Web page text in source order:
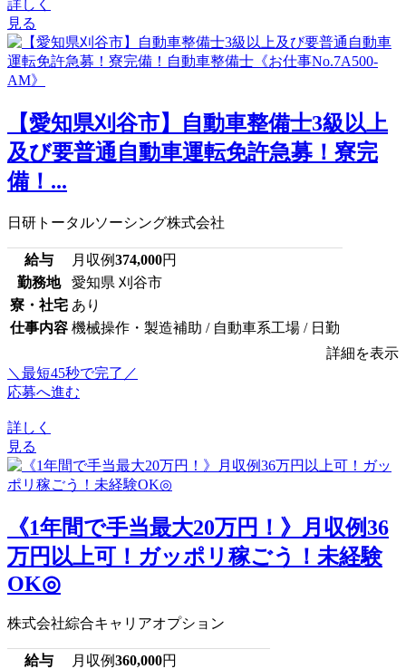
詳しく
見る
【愛知県刈谷市】自動車整備士3級以上
及び要普通自動車運転免許急募！寮完
備！...
日研トータルソーシング株式会社
給与 月収例374,000円
勤務地
愛知県 刈谷市
寮・社宅 あり
仕事内容 機械操作・製造補助 / 自動車系工場 / 日勤
詳細を表示
＼最短45秒で完了／
応募へ進む
詳しく
見る
《1年間で手当最大20万円！》月収例36
万円以上可！ガッポリ稼ごう！未経験
OK◎
株式会社綜合キャリアオプション
給与 月収例360,000円